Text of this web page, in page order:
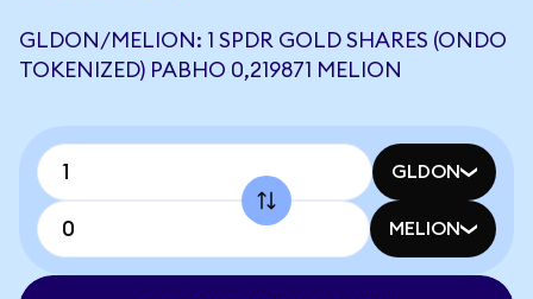
GLDON/MELION: 1 SPDR GOLD SHARES (ONDO
TOKENIZED) РАВНО 0,219871 MELION
GLDON
MELION